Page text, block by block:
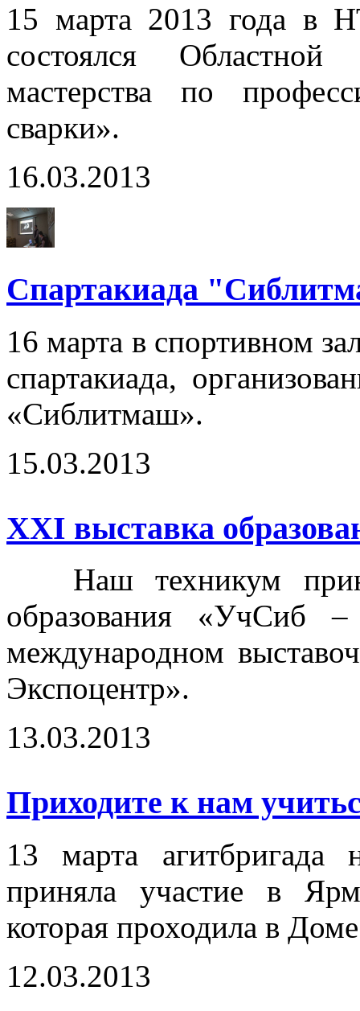
15 марта 2013 года
состоялся Областной
мастерства по
сварки».
16.03.2013
Спартакиада
16 марта в спортивном
спартакиада,
«Сиблитмаш».
15.03.2013
ХХI выставка
Наш техникум
образования «УчСиб
международном
Экспоцентр».
13.03.2013
Приходите к нам
13 марта агитбригада
приняла участие в
которая проходила в
12.03.2013